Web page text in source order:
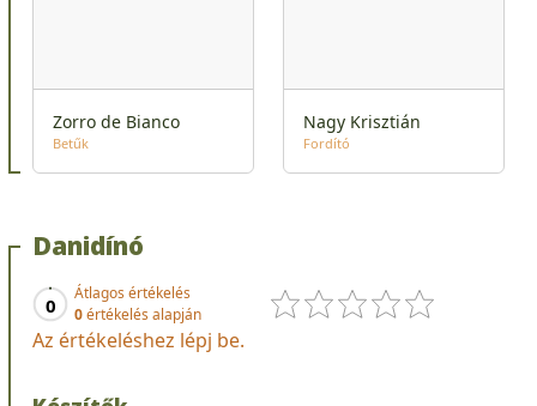
Zorro de Bianco
Betűk
Nagy Krisztián
Fordító
Danidínó
0
Átlagos értékelés
0értékelés alapján
Az értékeléshez lépj be.